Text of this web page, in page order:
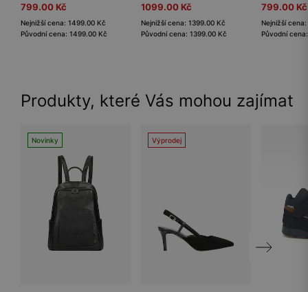
799.00 Kč
Nejnižší cena: 1499.00 Kč
Původní cena: 1499.00 Kč
1099.00 Kč
Nejnižší cena: 1399.00 Kč
Původní cena: 1399.00 Kč
799.00 Kč
Nejnižší
Původní
Produkty, které Vás mohou zajímat
Novinky Výprodej